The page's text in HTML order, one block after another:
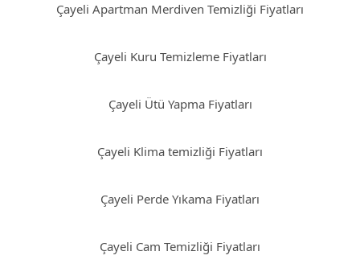
Çayeli Apartman Merdiven Temizliği Fiyatları
Çayeli Kuru Temizleme Fiyatları
Çayeli Ütü Yapma Fiyatları
Çayeli Klima temizliği Fiyatları
Çayeli Perde Yıkama Fiyatları
Çayeli Cam Temizliği Fiyatları